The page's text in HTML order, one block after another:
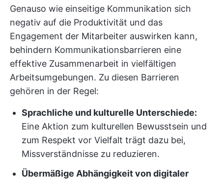
Genauso wie einseitige Kommunikation sich
negativ auf die Produktivität und das
Engagement der Mitarbeiter auswirken kann,
behindern Kommunikationsbarrieren eine
effektive Zusammenarbeit in vielfältigen
Arbeitsumgebungen. Zu diesen Barrieren
gehören in der Regel:
Sprachliche und kulturelle Unterschiede:
Eine Aktion zum kulturellen Bewusstsein und
zum Respekt vor Vielfalt trägt dazu bei,
Missverständnisse zu reduzieren.
Übermäßige Abhängigkeit von digitaler